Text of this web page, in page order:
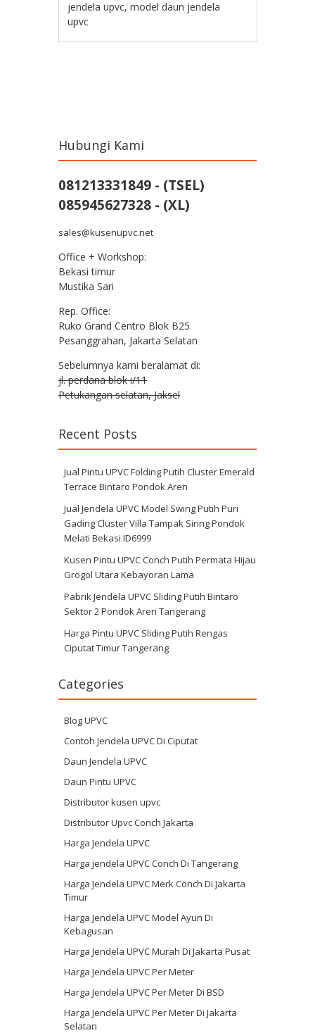
jendela upvc,model daun jendela
upvc
Hubungi Kami
081213331849 - (TSEL)
085945627328 - (XL)
sales@kusenupvc.net
Office + Workshop:
Bekasi timur
Mustika Sari
Rep. Office:
Ruko Grand Centro Blok B25
Pesanggrahan, Jakarta Selatan
Sebelumnya kami beralamat di:
jl. perdana blok i/11
Petukangan selatan, Jaksel
Recent Posts
Jual Pintu UPVC Folding Putih Cluster Emerald
Terrace Bintaro Pondok Aren
Jual Jendela UPVC Model Swing Putih Puri
Gading Cluster Villa Tampak Siring Pondok
Melati Bekasi ID6999
Kusen Pintu UPVC Conch Putih Permata Hijau
Grogol Utara Kebayoran Lama
Pabrik Jendela UPVC Sliding Putih Bintaro
Sektor 2 Pondok Aren Tangerang
Harga Pintu UPVC Sliding Putih Rengas
Ciputat Timur Tangerang
Categories
Blog UPVC
Contoh Jendela UPVC Di Ciputat
Daun Jendela UPVC
Daun Pintu UPVC
Distributor kusen upvc
Distributor Upvc Conch Jakarta
Harga Jendela UPVC
Harga jendela UPVC Conch Di Tangerang
Harga Jendela UPVC Merk Conch Di Jakarta
Timur
Harga Jendela UPVC Model Ayun Di
Kebagusan
Harga Jendela UPVC Murah Di Jakarta Pusat
Harga Jendela UPVC Per Meter
Harga Jendela UPVC Per Meter Di BSD
Harga Jendela UPVC Per Meter Di Jakarta
Selatan